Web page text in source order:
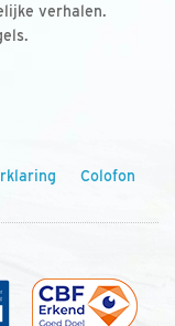
verhalen.
Colofon